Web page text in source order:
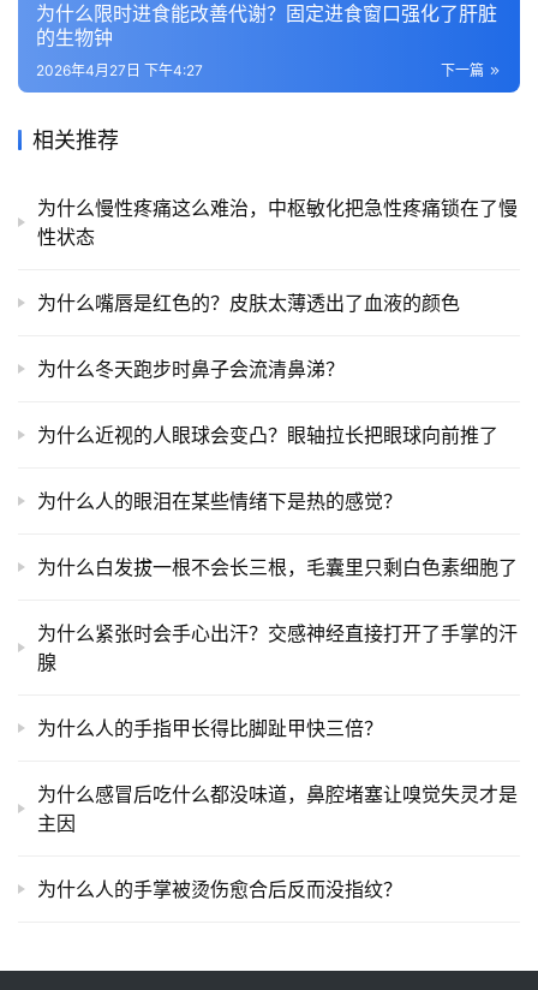
为什么限时进食能改善代谢？固定进食窗口强化了肝脏
的生物钟
下一篇
2026年4月27日 下午4:27
相关推荐
为什么慢性疼痛这么难治，中枢敏化把急性疼痛锁在了慢
性状态
为什么嘴唇是红色的？皮肤太薄透出了血液的颜色
为什么冬天跑步时鼻子会流清鼻涕？
为什么近视的人眼球会变凸？眼轴拉长把眼球向前推了
为什么人的眼泪在某些情绪下是热的感觉？
为什么白发拔一根不会长三根，毛囊里只剩白色素细胞了
为什么紧张时会手心出汗？交感神经直接打开了手掌的汗
腺
为什么人的手指甲长得比脚趾甲快三倍？
为什么感冒后吃什么都没味道，鼻腔堵塞让嗅觉失灵才是
主因
为什么人的手掌被烫伤愈合后反而没指纹？